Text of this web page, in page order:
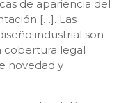
de apariencia del
[…]. Las
industrial son
cobertura legal
novedad y